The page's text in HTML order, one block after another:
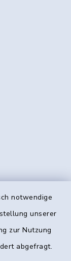
notwendige
unserer
zur Nutzung
abgefragt.